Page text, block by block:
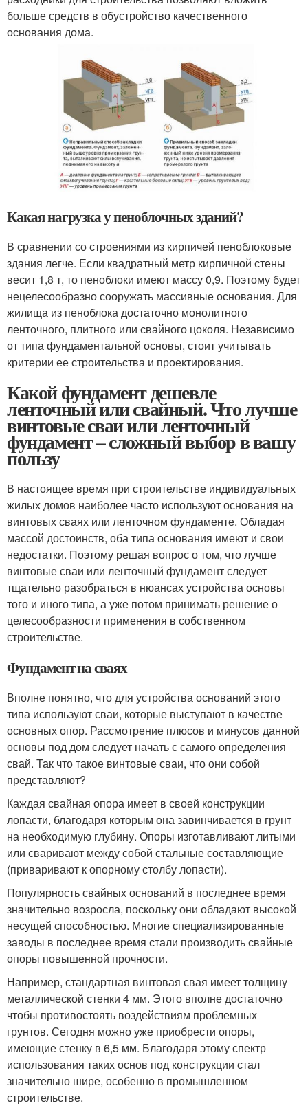
больше средств в обустройство качественного
основания дома.
Какая нагрузка у пеноблочных зданий?
В сравнении со строениями из кирпичей пеноблоковые
здания легче. Если квадратный метр кирпичной стены
весит 1,8 т, то пеноблоки имеют массу 0,9. Поэтому будет
нецелесообразно сооружать массивные основания. Для
жилища из пеноблока достаточно монолитного
ленточного, плитного или свайного цоколя. Независимо
от типа фундаментальной основы, стоит учитывать
критерии ее строительства и проектирования.
Какой фундамент дешевле
ленточный или свайный. Что лучше
винтовые сваи или ленточный
фундамент – сложный выбор в вашу
пользу
В настоящее время при строительстве индивидуальных
жилых домов наиболее часто используют основания на
винтовых сваях или ленточном фундаменте. Обладая
массой достоинств, оба типа основания имеют и свои
недостатки. Поэтому решая вопрос о том, что лучше
винтовые сваи или ленточный фундамент следует
тщательно разобраться в нюансах устройства основы
того и иного типа, а уже потом принимать решение о
целесообразности применения в собственном
строительстве.
Фундамент на сваях
Вполне понятно, что для устройства оснований этого
типа используют сваи, которые выступают в качестве
основных опор. Рассмотрение плюсов и минусов данной
основы под дом следует начать с самого определения
свай. Так что такое винтовые сваи, что они собой
представляют?
Каждая свайная опора имеет в своей конструкции
лопасти, благодаря которым она завинчивается в грунт
на необходимую глубину. Опоры изготавливают литыми
или сваривают между собой стальные составляющие
(приваривают к опорному столбу лопасти).
Популярность свайных оснований в последнее время
значительно возросла, поскольку они обладают высокой
несущей способностью. Многие специализированные
заводы в последнее время стали производить свайные
опоры повышенной прочности.
Например, стандартная винтовая свая имеет толщину
металлической стенки 4 мм. Этого вполне достаточно
чтобы противостоять воздействиям проблемных
грунтов. Сегодня можно уже приобрести опоры,
имеющие стенку в 6,5 мм. Благодаря этому спектр
использования таких основ под конструкции стал
значительно шире, особенно в промышленном
строительстве.